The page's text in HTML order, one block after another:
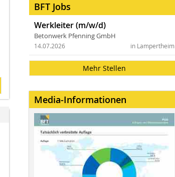
BFT Jobs
Werkleiter (m/w/d)
Betonwerk Pfenning GmbH
in Lampertheim
14.07.2026
Mehr Stellen
Media-Informationen